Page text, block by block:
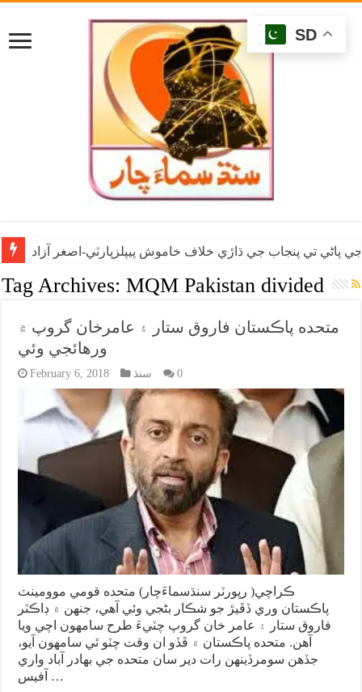
پاڻي تي پنجاب جي ڌاڙي خلاف خاموش پيپلزپارٽي-اصغر آزاد
Tag Archives:MQM Pakistan divided
متحده پاڪستان فاروق ستار ۽ عامرخان گروپ ۾
ورهائجي وئي
February 6, 2018 سنڌ 0
ڪراچي( رپورٽر سنڌسماءَچار) متحده قومي موومينٽ
پاڪستان وري ڏڦيڙ جو شڪار بڻجي وئي آهي، جنهن ۾ ڊاڪٽر
فاروق ستار ۽ عامر خان گروپ چٽيءَ طرح سامهون اچي ويا
آهن. متحده پاڪستان ۾ ڦڏو ان وقت چٽو ٿي سامهون آيو،
جڏهن سومرڏينهن رات دير سان متحده جي بهادر آباد واري
آفيس …
SD